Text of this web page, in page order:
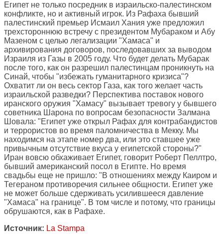
Египет не только посредник в израильско-палестинском
конфликте, но и активный игрок. Из Рафаха бывший
палестинский премьер Исмаил Хания уже предложил
трехстороннюю встречу с президентом Мубараком и Абу
Мазеном с целью легализации "Хамаса" и
архивирования договоров, последовавших за выводом
Израиля из Газы в 2005 году. Что будет делать Мубарак
после того, как он разрешил палестинцам проникнуть на
Синай, чтобы "избежать гуманитарного кризиса"?
Охватит ли он весь сектор Газа, как того желает часть
израильской разведки? Перспектива поставок нового
иранского оружия "Хамасу" вызывает тревогу у бывшего
советника Шарона по вопросам безопасности Залмана
Шовала: "Египет уже открыл Рафах для контрабандистов
и террористов во время паломничества в Мекку. Мы
находимся на этапе номер два, или это ставшее уже
привычным отсутствие вкуса у египетской стороны?"
Иран вовсю обхаживает Египет, говорит Роберт Пеллтро,
бывший американский посол в Египте. Но время
свадьбы еще не пришло: "В отношениях между Каиром и
Тегераном противоречия сильнее общности. Египет уже
не может больше сдерживать усилившееся давление
"Хамаса" на границе". В том числе и потому, что границы
обрушаются, как в Рафахе.
Источник: La Stampa